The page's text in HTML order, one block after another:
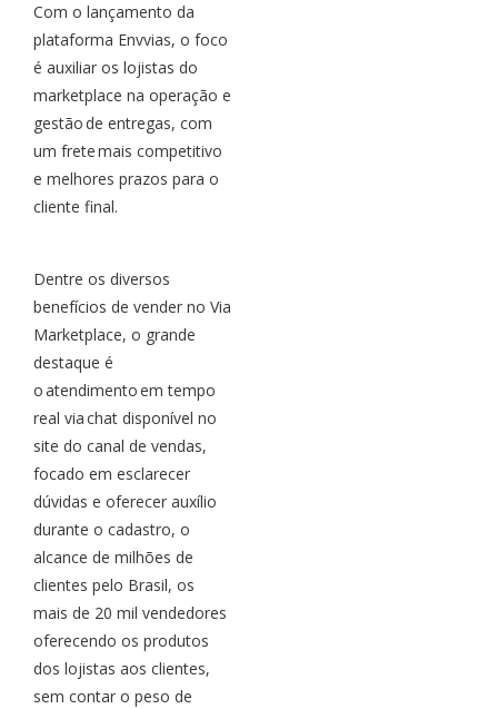
Com o lançamento da
plataforma Envvias, o foco
é auxiliar os lojistas do
marketplace na operação e
gestão de entregas, com
um frete mais competitivo
e melhores prazos para o
cliente final.
Dentre os diversos
benefícios de vender no Via
Marketplace, o grande
destaque é
o atendimento em tempo
real via chat disponível no
site do canal de vendas,
focado em esclarecer
dúvidas e oferecer auxílio
durante o cadastro, o
alcance de milhões de
clientes pelo Brasil, os
mais de 20 mil vendedores
oferecendo os produtos
dos lojistas aos clientes,
sem contar o peso de